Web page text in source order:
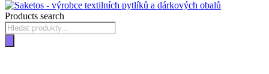
Products search